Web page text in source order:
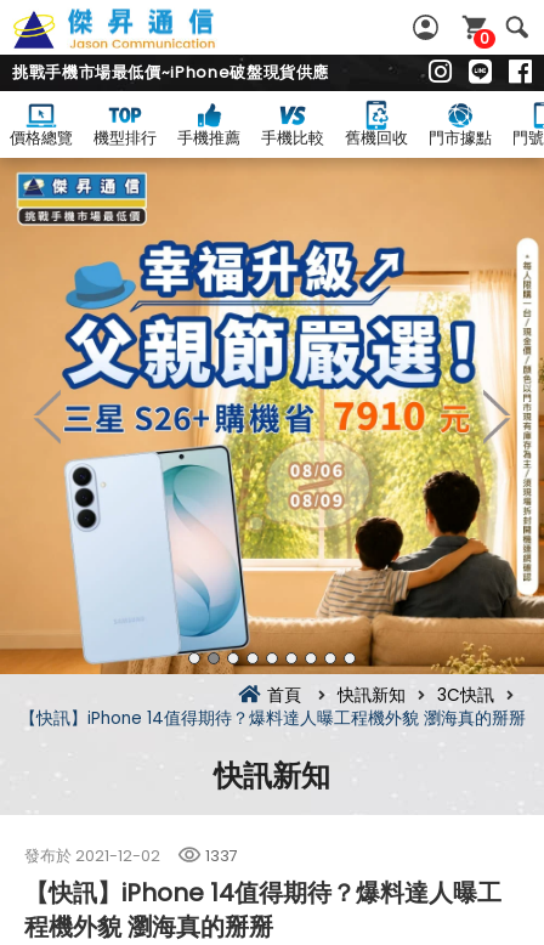
0
挑戰手機市場最低價~iPhone破盤現貨供應
價格總覽 機型排行 手機推薦 手機比較 舊機回收 門市據點 門
首頁 快訊新知
3C快訊
【快訊】iPhone 14值得期待？爆料達人曝工程機外貌 瀏海真的掰掰
快訊新知
發布於 2021-12-02 1337
【快訊】iPhone 14值得期待？爆料達人曝工
程機外貌 瀏海真的掰掰